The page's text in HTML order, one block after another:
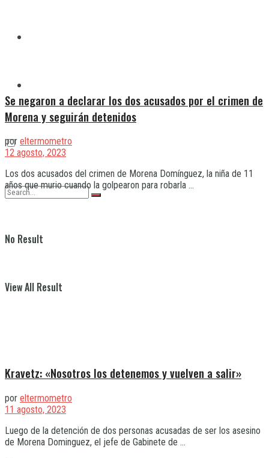
No Result
View All Result
Se negaron a declarar los dos acusados por el crimen de
Morena y seguirán detenidos
por eltermometro
12 agosto, 2023
Los dos acusados del crimen de Morena Domínguez, la niña de 11
años que murio cuando la golpearon para robarla ...
Kravetz: «Nosotros los detenemos y vuelven a salir»
por eltermometro
11 agosto, 2023
Luego de la detención de dos personas acusadas de ser los asesino
de Morena Dominguez, el jefe de Gabinete de ...